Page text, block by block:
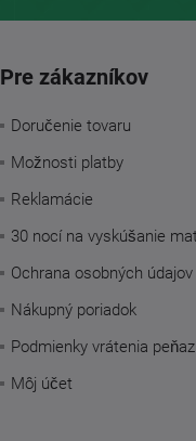
Pre zákazníkov
Doručenie tovaru
Možnosti platby
Reklamácie
30 nocí na vyskúšanie
Ochrana osobných údajov
Nákupný poriadok
Podmienky vrátenia
Môj účet